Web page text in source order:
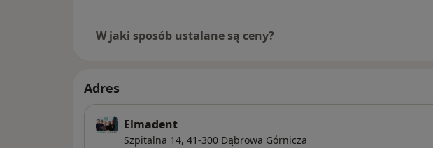
W jaki sposób ustalane są ceny?
Adres
Elmadent
Szpitalna 14, 41-300 Dąbrowa Górnicza